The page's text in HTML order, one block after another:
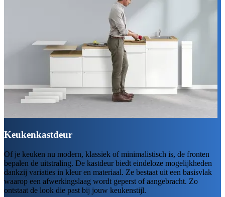
Keukenkastdeur
Of je keuken nu modern, klassiek of minimalistisch is, de fronten
bepalen de uitstraling. De kastdeur biedt eindeloze mogelijkheden
dankzij variaties in kleur en materiaal. Ze bestaat uit een basisvlak
waarop een afwerkingslaag wordt geperst of aangebracht. Zo
ontstaat de look die past bij jouw keukenstijl.